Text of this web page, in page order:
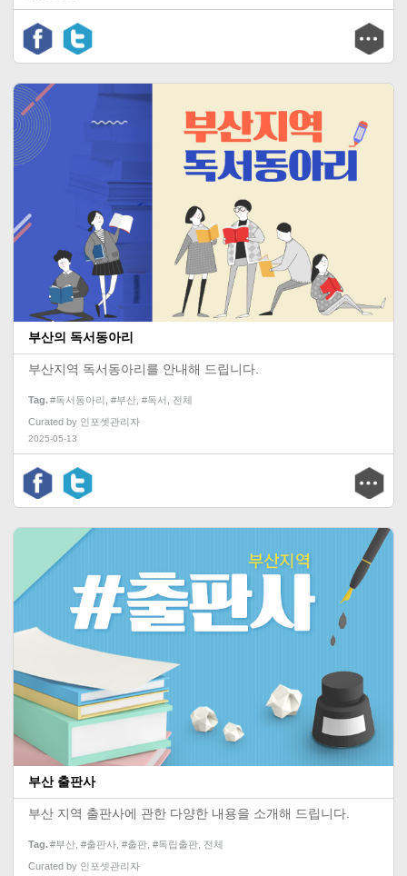
부산의 독서동아리
부산지역 독서동아리를 안내해 드립니다.
Tag #독서동아리 #부산 #독서
전체
Curated by 인포셋관리자
2025-05-13
부산 출판사
부산 지역 출판사에 관한 다양한 내용을 소개해 드립니다.
Tag #부산 #출판사 #출판 #독립출판 전체
Curated by 인포셋관리자